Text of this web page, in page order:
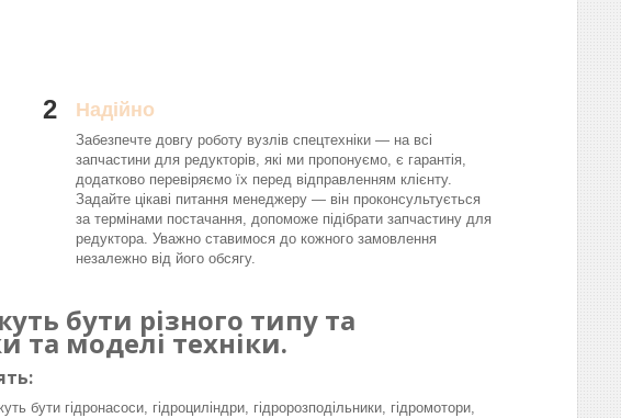
2 Надійно
Забезпечте довгу роботу вузлів спецтехніки — на всі
запчастини для редукторів, які ми пропонуємо, є гарантія,
додатково перевіряємо їх перед відправленням клієнту.
Задайте цікаві питання менеджеру — він проконсультується
за термінами постачання, допоможе підібрати запчастину для
редуктора. Уважно ставимося до кожного замовлення
незалежно від його обсягу.
бути різного типу та
та моделі техніки.
бути гідронасоси, гідроциліндри, гідророзподільники, гідромотори,